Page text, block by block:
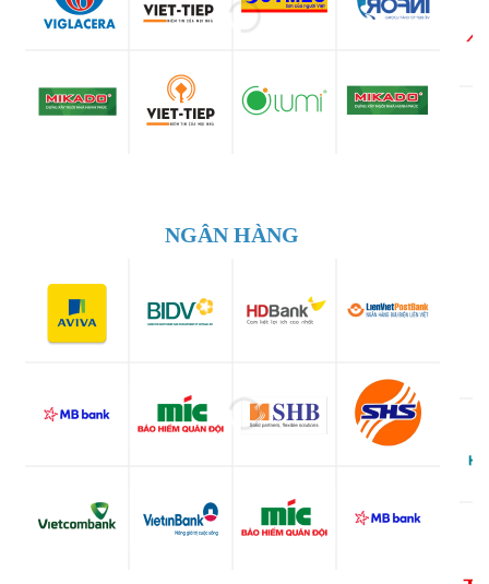
NGÂN HÀNG